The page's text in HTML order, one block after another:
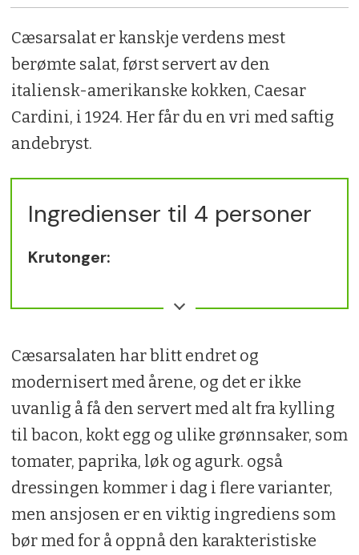
Cæsarsalat er kanskje verdens mest
berømte salat, først servert av den
italiensk-amerikanske kokken, Caesar
Cardini, i 1924. Her får du en vri med saftig
andebryst.
Ingredienser til 4 personer
Krutonger:
2 ss revet parmesan
Salt/pepper
Dressing:
2 stk. ansjosfilet
1 fedd hvitløk
Cæsarsalaten har blitt endret og
modernisert med årene, og det er ikke
uvanlig å få den servert med alt fra kylling
til bacon, kokt egg og ulike grønnsaker, som
tomater, paprika, løk og agurk. også
dressingen kommer i dag i flere varianter,
men ansjosen er en viktig ingrediens som
bør med for å oppnå den karakteristiske